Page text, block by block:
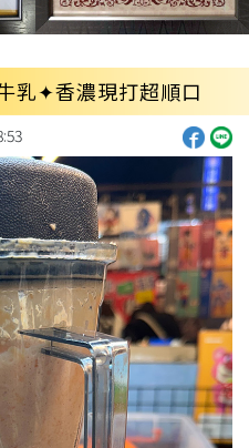
乳✦香濃現打超順口